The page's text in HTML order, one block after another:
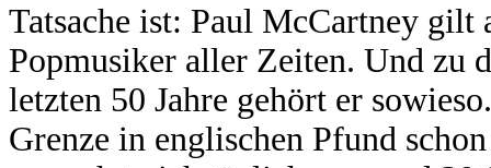
Tatsache ist: Paul McCartney gilt
Popmusiker aller Zeiten. Und zu
letzten 50 Jahre gehört er
Grenze in englischen Pfund